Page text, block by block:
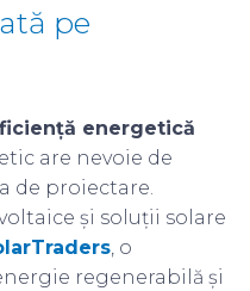
pe
energetică
are nevoie de
de proiectare.
și soluții solare
, o
regenerabilă și